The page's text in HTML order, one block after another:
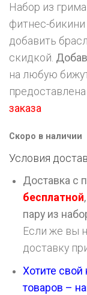
Набор из
фитнес-
добавить
скидкой.
на любую
предоставлена
заказа
Скоро в наличии
Условия
Доставка с
бесплатной
пару из
Если же вы
доставку
Хотите свой
товаров –